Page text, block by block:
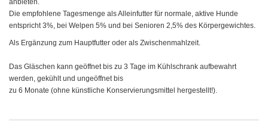
anbieten.
Die empfohlene Tagesmenge als Alleinfutter für normale, aktive Hunde
entspricht 3%, bei Welpen 5% und bei Senioren 2,5% des Körpergewichtes.
Als Ergänzung zum Hauptfutter oder als Zwischenmahlzeit.
Das Gläschen kann geöffnet bis zu 3 Tage im Kühlschrank aufbewahrt
werden, gekühlt und ungeöffnet bis
zu 6 Monate (ohne künstliche Konservierungsmittel hergestellt!).